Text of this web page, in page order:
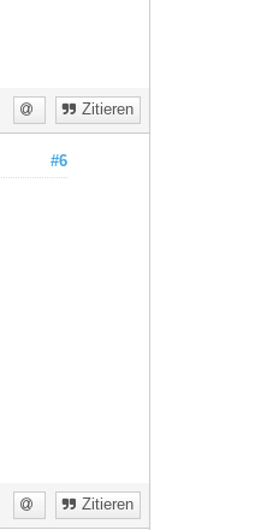
Zitieren
#6
Zitieren